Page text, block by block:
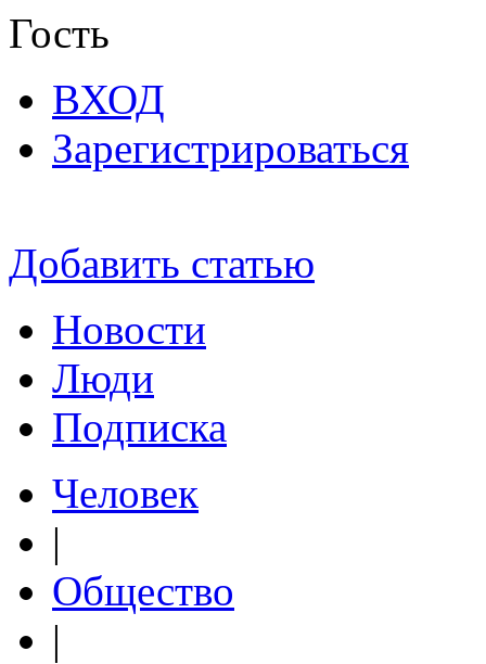
Гость
ВХОД
Зарегистрироваться
Добавить статью
Новости
Люди
Подписка
Человек
|
Общество
|